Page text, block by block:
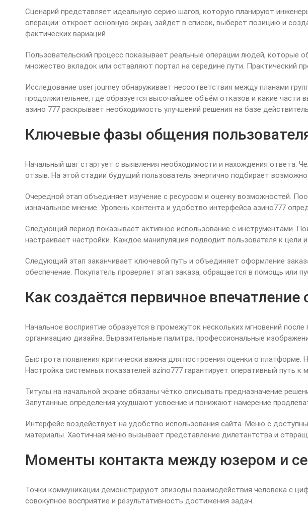
Сценарий представляет идеальную серию шагов, которую планируют
операции: откроет основную экран, зайдёт в список, выберет позицию и
фактических вариаций.
Пользовательский процесс показывает реальные операции людей,
множество вкладок или оставляют портал на середине пути. Практический
Исследование user journey обнаруживает несоответствия между планами
продолжительнее, где образуется высочайшее объём отказов и какие
азино 777 раскрывает необходимость улучшений решения на базе
Ключевые фазы общения
Начальный шаг стартует с выявления необходимости и нахождения ответа.
отзыв. На этой стадии будущий пользователь энергично подбирает
Очередной этап объединяет изучение с ресурсом и оценку возможностей.
изначальное мнение. Уровень контента и удобство интерфейса азино777
Следующий период показывает активное использование с инструментами.
настраивает настройки. Каждое манипуляция подводит пользователя к цели
Следующий этап заканчивает ключевой путь и объединяет оформление
обеспечение. Покупатель проверяет этап заказа, обращается в помощь или
Как создаётся первичное
Начальное восприятие образуется в промежуток нескольких мгновений
организацию дизайна. Выразительные палитра, профессиональные
Быстрота появления критически важна для построения оценки о
Настройка системных показателей azino777 гарантирует оперативный путь к
Титулы на начальной экране обязаны чётко описывать предназначение
Запутанные определения ухудшают усвоение и понижают намерение
Интерфейс воздействует на удобство использования сайта. Меню с
материалы. Хаотичная меню вызывает представление дилетантства и
Моменты контакта между юзером и
Точки коммуникации демонстрируют эпизоды взаимодействия человека с
совокупное восприятие и результативность достижения задач.